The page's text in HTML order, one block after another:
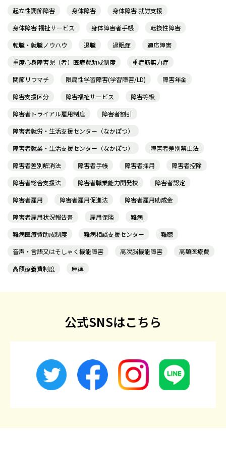
起立性調節障害
身体障害
身体障害 就労支援
身体障害 福祉サービス
身体障害者手帳
転換性障害
転職・就職ノウハウ
退職 過眠症
適応障害
重度心身障害児（者）医療費助成制度
重症筋無力症
関節リウマチ
限局性学習障害(学習障害/LD)
障害年金
障害支援区分
障害福祉サービス
障害等級
障害者トライアル雇用制度
障害者割引
障害者就労・生活支援センター（なかぽつ）
障害者就業・生活支援センター（なかぽつ）
障害者差別禁止法
障害者差別解消法
障害者手帳 障害者採用
障害者控除
障害者総合支援法
障害者職業能力開発校
障害者認定
障害者雇用
障害者雇用促進法
障害者雇用助成金
障害者雇用状況報告書
雇用保険
難病
難病医療費助成制度
難病相談支援センター
難聴
音声・言語又はそしゃく機能障害
高次脳機能障害
高額医療費
高額療養費制度
麻痺
公式SNSはこちら